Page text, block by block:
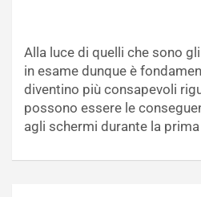
Alla luce di quelli che sono
in esame dunque è
diventino più consapevoli
possono essere le
agli schermi durante la